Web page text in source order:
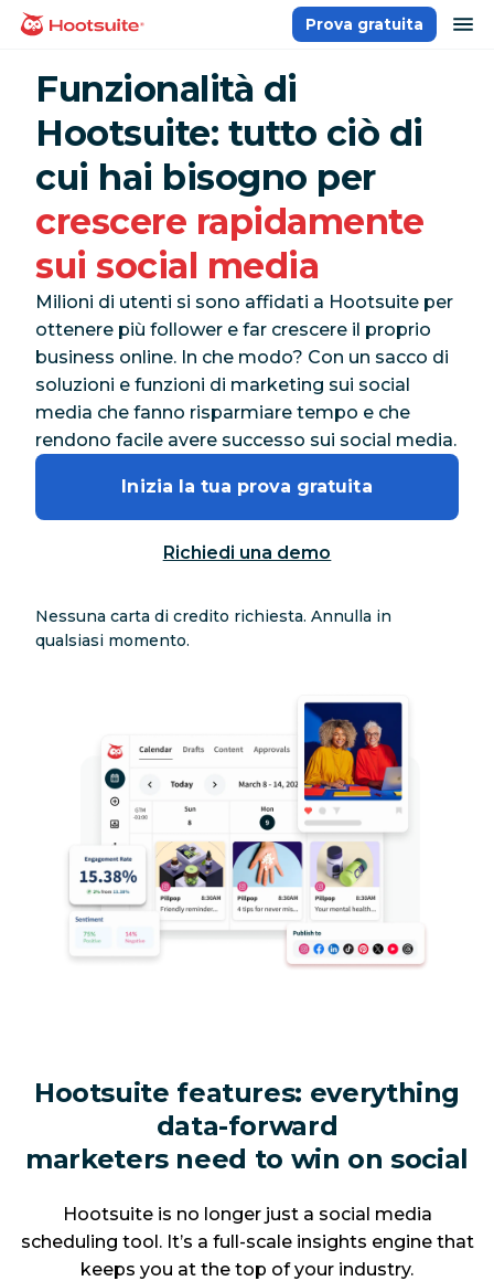
Salta
Homepage
Prova gratuita
Funzionalità di
Hootsuite: tutto ciò di
cui hai bisogno per
crescere rapidamente
sui social media
Milioni di utenti si sono affidati a Hootsuite per
ottenere più follower e far crescere il proprio
business online. In che modo? Con un sacco di
soluzioni e funzioni di marketing sui social
media che fanno risparmiare tempo e che
rendono facile avere successo sui social media.
Inizia la tua prova gratuita
Richiedi una demo
Nessuna carta di credito richiesta. Annulla in
qualsiasi momento.
Hootsuite features: everything
data-forward
marketers need to win on social
Hootsuite is no longer just a social media
scheduling tool. It’s a full-scale insights engine that
keeps you at the top of your industry.